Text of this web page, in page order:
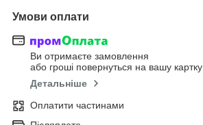
Умови оплати
Ви отримаєте замовлення
або гроші повернуться на вашу картку
Детальніше
Оплатити частинами